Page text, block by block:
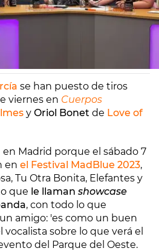
se han puesto de tiros
viernes en Cuerpos
y Oriol Bonet de Love of
en Madrid porque el sábado 7
en el Festival MadBlue 2023,
Tu Otra Bonita, Elefantes y
que le llaman showcase
, con todo lo que
amigo: 'es como un buen
sobre lo que verá el
del Parque del Oeste.